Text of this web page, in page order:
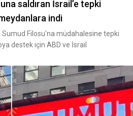
saldıran İsrail’e tepki
indi
Sumud Filosu'na müdahalesine tepki
destek için ABD ve İsrail